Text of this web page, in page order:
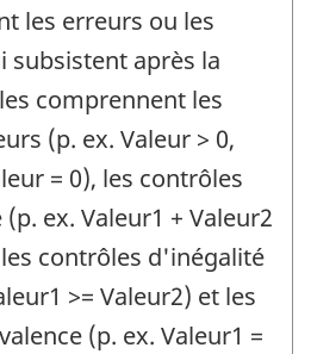
les erreurs ou les
subsistent après la
comprennent les
(p. ex. Valeur > 0,
= 0), les contrôles
ex. Valeur1 + Valeur2
contrôles d'inégalité
>= Valeur2) et les
(p. ex. Valeur1 =